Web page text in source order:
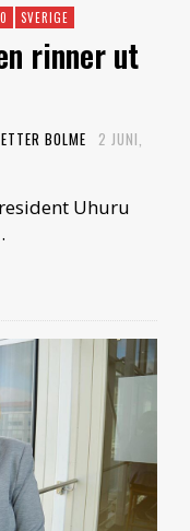
SVERIGE
rinner ut
BOLME
2 JUNI,
Uhuru